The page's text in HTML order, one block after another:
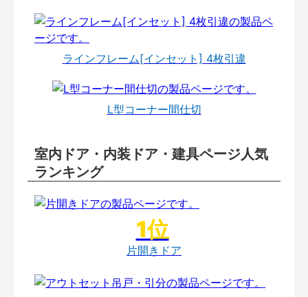
ラインフレーム[インセット] 4枚引違
L型コーナー間仕切
室内ドア・内装ドア・建具ページ人気
ランキング
片開きドア